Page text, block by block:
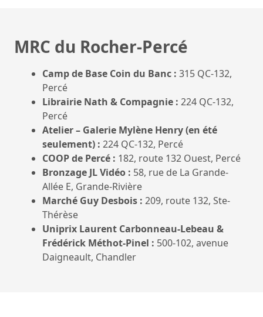
MRC du Rocher-Percé
Camp de Base Coin du Banc : 315 QC-132,
Percé
Librairie Nath & Compagnie : 224 QC-132,
Percé
Atelier – Galerie Mylène Henry (en été
seulement) : 224 QC-132, Percé
COOP de Percé : 182, route 132 Ouest, Percé
Bronzage JL Vidéo : 58, rue de La Grande-
Allée E, Grande-Rivière
Marché Guy Desbois : 209, route 132, Ste-
Thérèse
Uniprix Laurent Carbonneau-Lebeau &
Frédérick Méthot-Pinel : 500-102, avenue
Daigneault, Chandler